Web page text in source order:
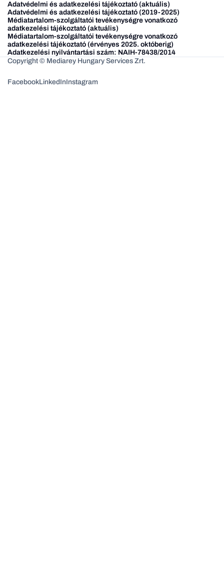
Adatvédelmi és adatkezelési tájékoztató (aktuális)
Adatvédelmi és adatkezelési tájékoztató (2019-2025)
Médiatartalom-szolgáltatói tevékenységre vonatkozó
adatkezelési tájékoztató (aktuális)
Médiatartalom-szolgáltatói tevékenységre vonatkozó
adatkezelési tájékoztató (érvényes 2025. októberig)
Adatkezelési nyilvántartási szám: NAIH-78438/2014
Copyright © Mediarey Hungary Services Zrt.
FacebookLinkedInInstagram